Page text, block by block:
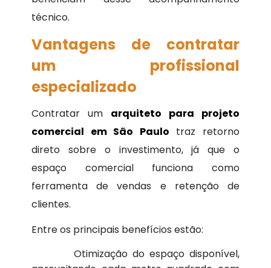
técnico.
Vantagens de contratar
um profissional
especializado
Contratar um arquiteto para projeto
comercial em São Paulo traz retorno
direto sobre o investimento, já que o
espaço comercial funciona como
ferramenta de vendas e retenção de
clientes.
Entre os principais benefícios estão:
Otimização do espaço disponível,